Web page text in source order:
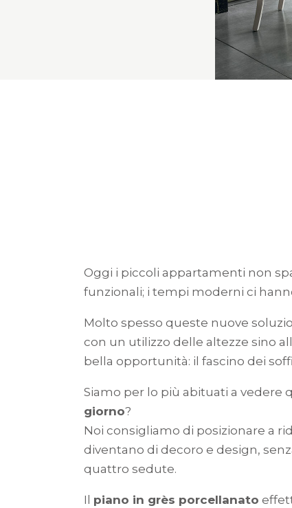
Oggi i piccoli appartamenti non
funzionali; i tempi moderni ci
Molto spesso queste nuove
con un utilizzo delle altezze sino
bella opportunità: il fascino dei
Siamo per lo più abituati a vedere
giorno?
Noi consigliamo di posizionare a
diventano di decoro e design,
quattro sedute.
Il piano in grès porcellanato